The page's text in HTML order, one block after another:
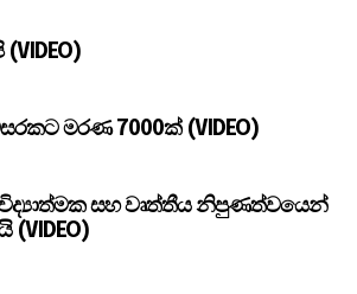
මරණ 7000ක් (VIDEO)
සහ වෘත්තීය නිපුණත්වයෙන්